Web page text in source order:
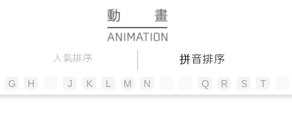
人氣排序 拼音排序
G H J K L M N Q R S T